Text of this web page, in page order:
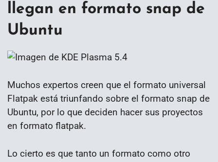
llegan en formato snap de
Ubuntu
Muchos expertos creen que el formato universal
Flatpak está triunfando sobre el formato snap de
Ubuntu, por lo que deciden hacer sus proyectos
en formato flatpak.
Lo cierto es que tanto un formato como otro